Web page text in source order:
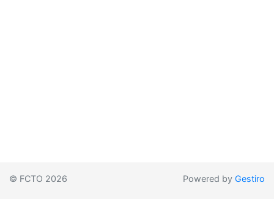
© FCTO 2026 Powered by Gestiro